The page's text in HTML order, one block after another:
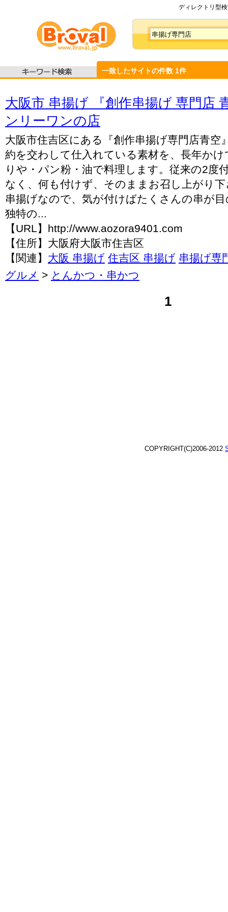
ディレクトリ型
一致したサイトの件数 1件
大阪市 串揚げ 『創作串揚げ 専門店
ンリーワンの店
大阪市住吉区にある『創作串揚げ専門店青空
約を交わして仕入れている素材を、長年か
りや・パン粉・油で料理します。従来の2度
なく、何も付けず、そのままお召し上がり
串揚げなので、気が付けばたくさんの串が
独特の...
【URL】http://www.aozora9401.com
【住所】大阪府大阪市住吉区
【関連】 大阪 串揚げ 住吉区 串揚げ 串揚げ専
グルメ > とんかつ・串かつ
1
COPYRIGHT(C)2006-2012